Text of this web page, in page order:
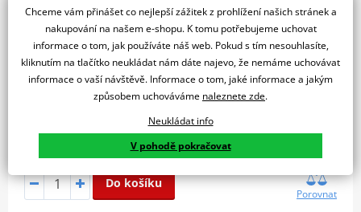
10 413 Kč
Skladem u dodavatele
Do košíku
Porovnat
Chceme vám přinášet co nejlepší zážitek z prohlížení našich stránek a
nakupování na našem e-shopu. K tomu potřebujeme uchovat
informace o tom, jak používáte náš web. Pokud s tím nesouhlasíte,
kliknutím na tlačítko neukládat nám dáte najevo, že nemáme uchovávat
informace o vaší návštěvě. Informace o tom, jaké informace a jakým
způsobem uchováváme naleznete zde.
Neukládat info
V pohodě pokračovat